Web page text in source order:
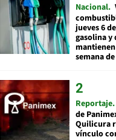
Nacional
jueves 6
gasolina y
semana
Reportaje
de
Quilicura
vínculo